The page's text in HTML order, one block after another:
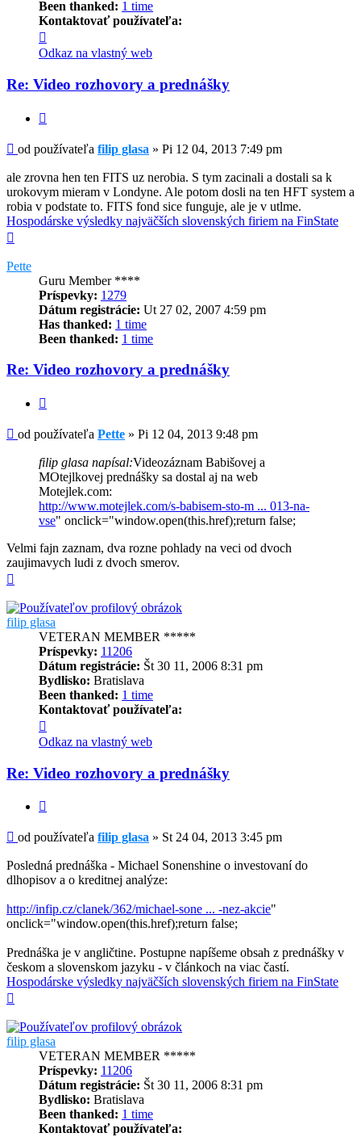
Been thanked: 1 time
Kontaktovať používateľa:
informácie
používateľa
-
filip
Odkaz na vlastný web
Re: Video rozhovory a prednášky
Príspevok
od používateľa filip glasa » Pi 12 04, 2013 7:49 pm
ale zrovna hen ten FITS uz nerobia. S tym zacinali a dostali sa k
urokovym mieram v Londyne. Ale potom dosli na ten HFT system a
robia v podstate to. FITS fond sice funguje, ale je v utlme.
Hospodárske výsledky najväčších slovenských firiem na FinState
Pette
Guru Member ****
Príspevky: 1279
Dátum registrácie: Ut 27 02, 2007 4:59 pm
Has thanked: 1 time
Been thanked: 1 time
Re: Video rozhovory a prednášky
Príspevok
od používateľa Pette » Pi 12 04, 2013 9:48 pm
filip glasa napísal:Videozáznam Babišovej a
MOtejlkovej prednášky sa dostal aj na web
Motejlek.com:
http://www.motejlek.com/s-babisem-sto-m ... 013-na-
vse" onclick="window.open(this.href);return false;
Velmi fajn zaznam, dva rozne pohlady na veci od dvoch
zaujimavych ludi z dvoch smerov.
filip glasa
VETERAN MEMBER *****
Príspevky: 11206
Dátum registrácie: Št 30 11, 2006 8:31 pm
Bydlisko: Bratislava
Been thanked: 1 time
Kontaktovať používateľa:
informácie
používateľa
-
filip
Odkaz na vlastný web
Re: Video rozhovory a prednášky
Príspevok
od používateľa filip glasa » St 24 04, 2013 3:45 pm
Posledná prednáška - Michael Sonenshine o investovaní do
dlhopisov a o kreditnej analýze:
http://infip.cz/clanek/362/michael-sone ... -nez-akcie"
onclick="window.open(this.href);return false;
Prednáška je v angličtine. Postupne napíšeme obsah z prednášky v
českom a slovenskom jazyku - v článkoch na viac častí.
Hospodárske výsledky najväčších slovenských firiem na FinState
filip glasa
VETERAN MEMBER *****
Príspevky: 11206
Dátum registrácie: Št 30 11, 2006 8:31 pm
Bydlisko: Bratislava
Been thanked: 1 time
Kontaktovať používateľa: